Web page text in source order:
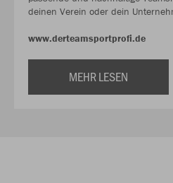
deinen Verein oder dein
www.derteamsportprofi.de
MEHR LESEN